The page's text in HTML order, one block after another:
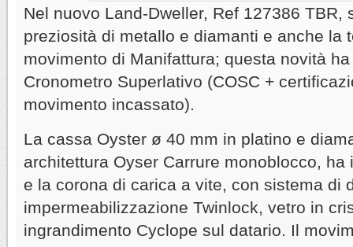
Nel nuovo Land-Dweller, Ref 127386 TBR,
preziosità di metallo e diamanti e anche la
movimento di Manifattura; questa novità
Cronometro Superlativo (COSC +
movimento incassato).
La cassa Oyster ø 40 mm in platino e
architettura Oyser Carrure monoblocco,
e la corona di carica a vite, con sistema di
impermeabilizzazione Twinlock, vetro in
ingrandimento Cyclope sul datario. Il